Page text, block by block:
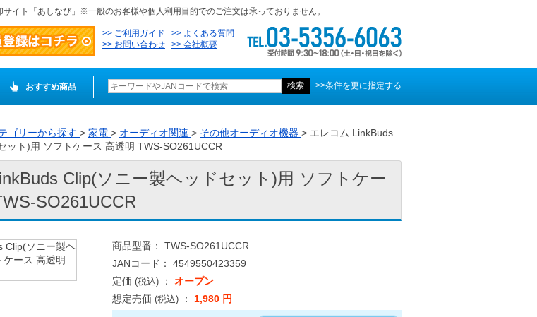
イト「あしなび」※一般のお客様や個人利用目的でのご注文は承っておりません。
ご利用ガイド
よくある質問
お問い合わせ
会社概要
おすすめ商品 >>条件を更に指定する
ゴリーから探す > 家電 > オーディオ関連 > その他オーディオ機器 > エレコム LinkBuds
ット)用 ソフトケース 高透明 TWS-SO261UCCR
Clip(ソニー製ヘッドセット)用 ソフトケー
SO261UCCR
商品型番： TWS-SO261UCCR
JANコード： 4549550423359
定価 (税込) ： オープン
想定売価 (税込) ： 1,980 円